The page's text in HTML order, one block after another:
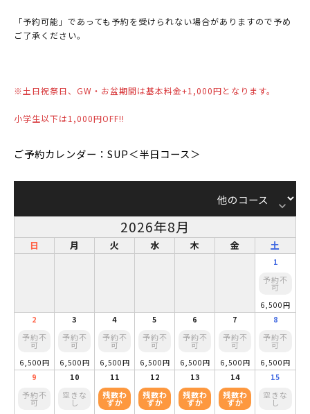
「予約可能」であっても予約を受けられない場合がありますので予め
ご了承ください。
※土日祝祭日、GW・お盆期間は基本料金+1,000円となります。
小学生以下は1,000円OFF!!
ご予約カレンダー：SUP＜半日コース＞
keyboard_arrow_down
2026年8月
日 月 火 水 木 金 土
1
予約不
可
6,500円
2
予約不
可
6,500円
3
予約不
可
6,500円
4
予約不
可
6,500円
5
予約不
可
6,500円
6
予約不
可
6,500円
7
予約不
可
6,500円
8
予約不
可
6,500円
9
予約不
可
10
空きな
し
11
残数わ
ずか
12
残数わ
ずか
13
残数わ
ずか
14
残数わ
ずか
15
空きな
し